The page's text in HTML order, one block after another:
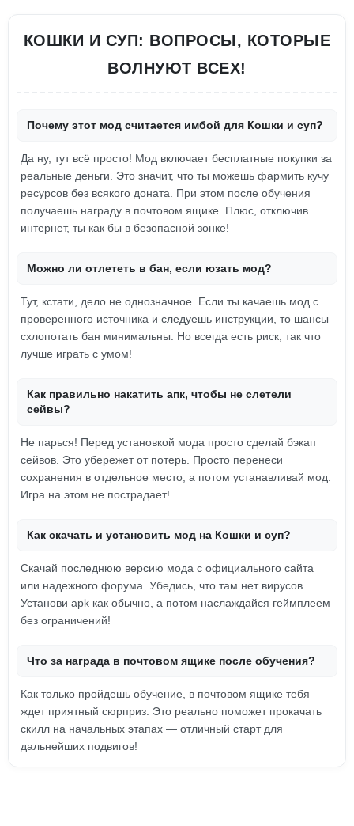
КОШКИ И СУП: ВОПРОСЫ, КОТОРЫЕ
ВОЛНУЮТ ВСЕХ!
Почему этот мод считается имбой для Кошки и суп?
Да ну, тут всё просто! Мод включает бесплатные покупки за
реальные деньги. Это значит, что ты можешь фармить кучу
ресурсов без всякого доната. При этом после обучения
получаешь награду в почтовом ящике. Плюс, отключив
интернет, ты как бы в безопасной зонке!
Можно ли отлететь в бан, если юзать мод?
Тут, кстати, дело не однозначное. Если ты качаешь мод с
проверенного источника и следуешь инструкции, то шансы
схлопотать бан минимальны. Но всегда есть риск, так что
лучше играть с умом!
Как правильно накатить апк, чтобы не слетели
сейвы?
Не парься! Перед установкой мода просто сделай бэкап
сейвов. Это убережет от потерь. Просто перенеси
сохранения в отдельное место, а потом устанавливай мод.
Игра на этом не пострадает!
Как скачать и установить мод на Кошки и суп?
Скачай последнюю версию мода с официального сайта
или надежного форума. Убедись, что там нет вирусов.
Установи apk как обычно, а потом наслаждайся геймплеем
без ограничений!
Что за награда в почтовом ящике после обучения?
Как только пройдешь обучение, в почтовом ящике тебя
ждет приятный сюрприз. Это реально поможет прокачать
скилл на начальных этапах — отличный старт для
дальнейших подвигов!